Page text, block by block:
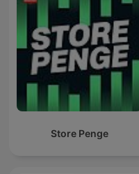
Store Penge